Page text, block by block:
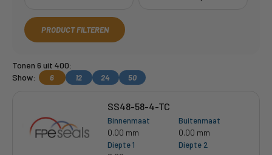
PRODUCT FILTEREN
Tonen 6 uit 400:
Show:
6 12 24 50
SS48-58-4-TC
Binnenmaat
0.00 mm
Buitenmaat
0.00 mm
Diepte 1
Diepte 2